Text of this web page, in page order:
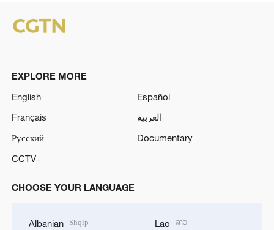
EXPLORE MORE
English
Español
Français
العربية
Русский
Documentary
CCTV+
CHOOSE YOUR LANGUAGE
Albanian Shqip Lao ລາວ